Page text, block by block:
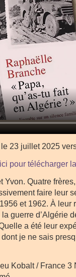
23 juillet 2025
pour télécharger
Yvon. Quatre
faire leur
et 1962. À leur
guerre d’Algérie
a été leur
je ne sais
Kobalt / France